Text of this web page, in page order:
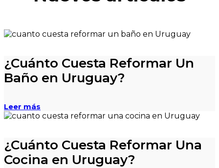
¿Cuánto Cuesta Reformar Un
Baño en Uruguay?
Leer más
¿Cuánto Cuesta Reformar Una
Cocina en Uruguay?